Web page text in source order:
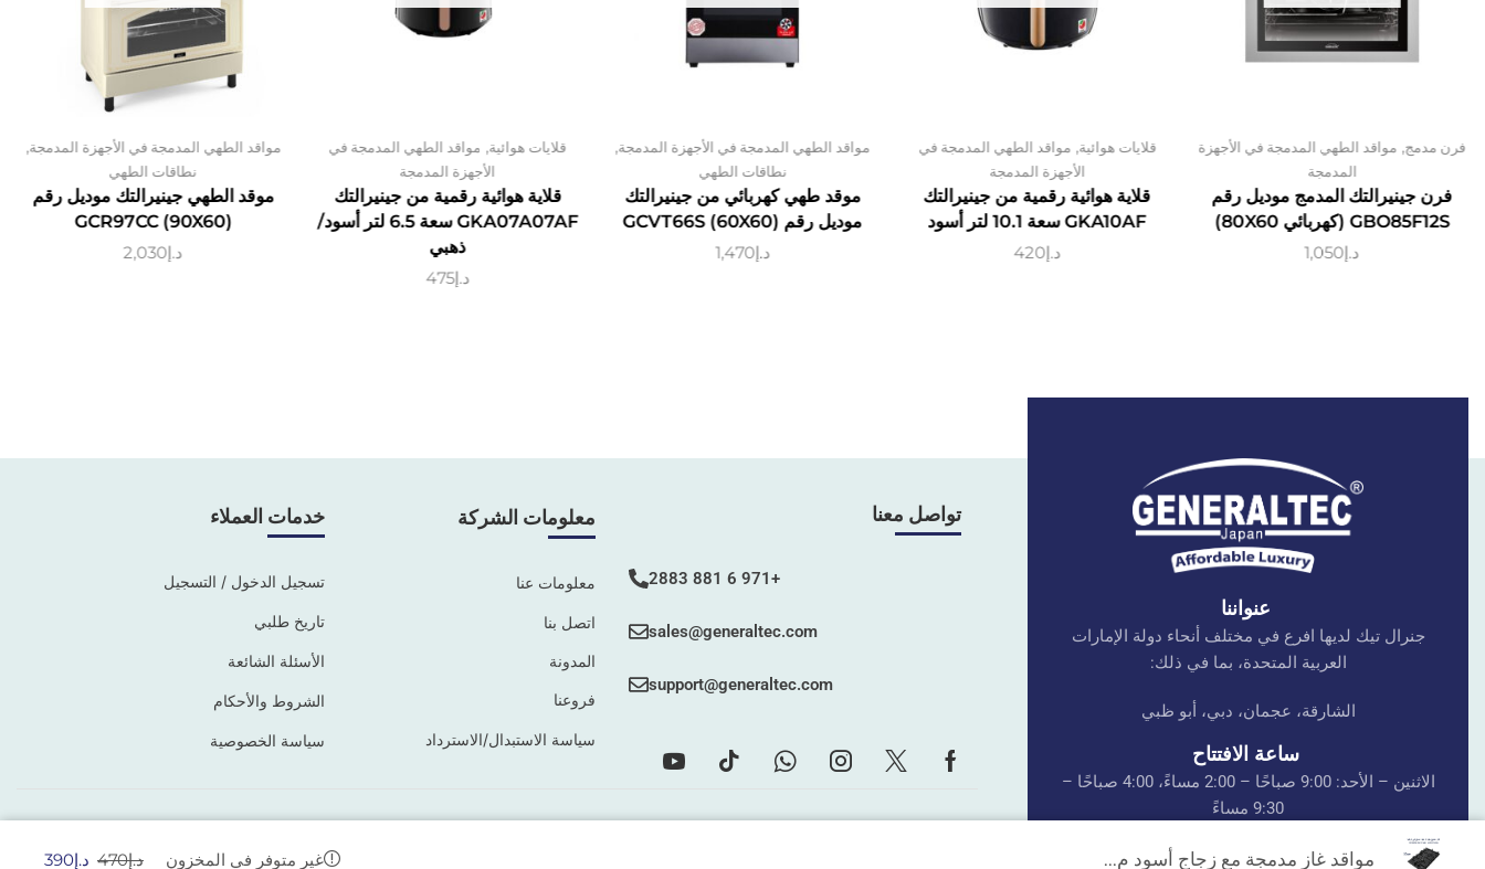
فرن مدمج, مواقد الطهي المدمجة في الأجهزة
المدمجة
فرن جينيرالتك المدمج موديل رقم
GBO85F12S (كهربائي 80X60)
د.إ1,050
قلايات هوائية, مواقد الطهي المدمجة في
الأجهزة المدمجة
قلاية هوائية رقمية من جينيرالتك
GKA10AF سعة 10.1 لتر أسود
د.إ420
مواقد الطهي المدمجة في الأجهزة المدمجة,
نطاقات الطهي
موقد طهي كهربائي من جينيرالتك
موديل رقم GCVT66S (60X60)
د.إ1,470
قلايات هوائية, مواقد الطهي المدمجة في
الأجهزة المدمجة
قلاية هوائية رقمية من جينيرالتك
GKA07A07AF سعة 6.5 لتر أسود/
ذهبي
د.إ475
مواقد الطهي المدمجة في الأجهزة المدمجة,
نطاقات الطهي
موقد الطهي جينيرالتك موديل رقم
GCR97CC (90X60)
د.إ2,030
مواقد غاز مدمجة مع زجاج أسود م... د.إ470 د.إ390 غير متوفر في المخزون
عنواننا
جنرال تيك لديها افرع في مختلف أنحاء دولة الإمارات
العربية المتحدة، بما في ذلك:
الشارقة، عجمان، دبي، أبو ظبي
ساعة الافتتاح
الاثنين – الأحد: 9:00 صباحًا – 2:00 مساءً، 4:00 صباحًا –
9:30 مساءً
تواصل معنا
+971 6 881 2883
sales@generaltec.com
support@generaltec.com
معلومات الشركة
معلومات عنا
اتصل بنا
المدونة
فروعنا
سياسة الاستبدال/الاسترداد
خدمات العملاء
تسجيل الدخول / التسجيل
تاريخ طلبي
الأسئلة الشائعة
الشروط والأحكام
سياسة الخصوصية